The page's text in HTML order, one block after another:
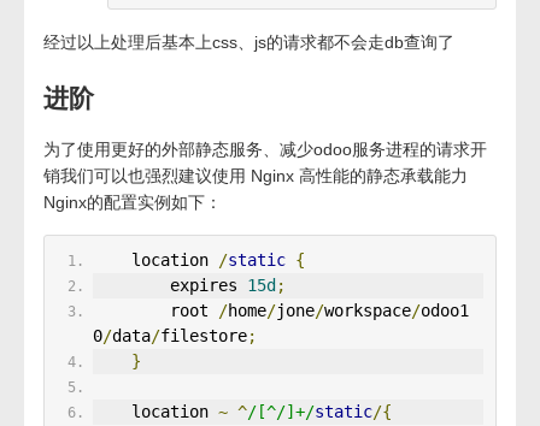
经过以上处理后基本上css、js的请求都不会走db查询了
进阶
为了使用更好的外部静态服务、减少odoo服务进程的请求开
销我们可以也强烈建议使用 Nginx 高性能的静态承载能力
Nginx的配置实例如下：
    location
/static {
        expires
15d ;
        root
/home/jone/workspace/odoo1
0/data/filestore;
}
    location
~ ^/[^/]+/static/{